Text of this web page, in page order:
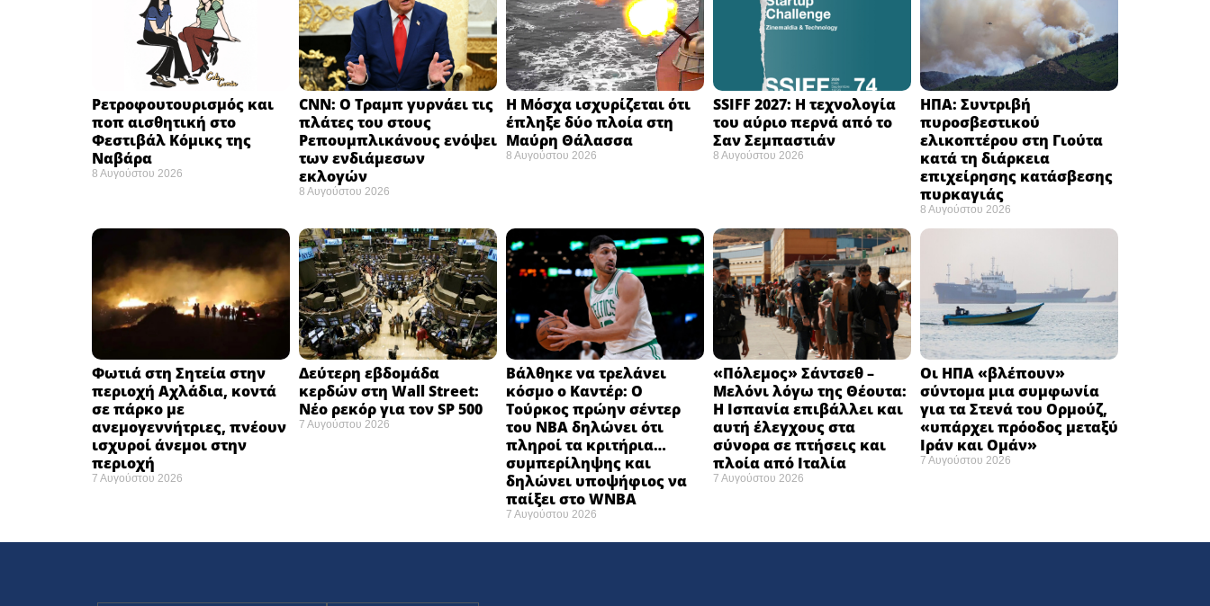
Ρετροφουτουρισμός και
ποπ αισθητική στο
Φεστιβάλ Κόμικς της
Ναβάρα ​
8 Αυγούστου 2026
CNN: Ο Τραμπ γυρνάει τις
πλάτες του στους
Ρεπουμπλικάνους ενόψει
των ενδιάμεσων
εκλογών ​
8 Αυγούστου 2026
Η Μόσχα ισχυρίζεται ότι
έπληξε δύο πλοία στη
Μαύρη Θάλασσα ​
8 Αυγούστου 2026
SSIFF 2027: Η τεχνολογία
του αύριο περνά από το
Σαν Σεμπαστιάν ​
8 Αυγούστου 2026
ΗΠΑ: Συντριβή
πυροσβεστικού
ελικοπτέρου στη Γιούτα
κατά τη διάρκεια
επιχείρησης κατάσβεσης
πυρκαγιάς ​
8 Αυγούστου 2026
Φωτιά στη Σητεία στην
περιοχή Αχλάδια, κοντά
σε πάρκο με
ανεμογεννήτριες, πνέουν
ισχυροί άνεμοι στην
περιοχή
7 Αυγούστου 2026
Δεύτερη εβδομάδα
κερδών στη Wall Street:
Νέο ρεκόρ για τον SP 500
7 Αυγούστου 2026
Βάλθηκε να τρελάνει
κόσμο ο Καντέρ: Ο
Τούρκος πρώην σέντερ
του NBA δηλώνει ότι
πληροί τα κριτήρια…
συμπερίληψης και
δηλώνει υποψήφιος να
παίξει στο WNBA
7 Αυγούστου 2026
«Πόλεμος» Σάντσεθ –
Μελόνι λόγω της Θέουτα:
Η Ισπανία επιβάλλει και
αυτή έλεγχους στα
σύνορα σε πτήσεις και
πλοία από Ιταλία
7 Αυγούστου 2026
Οι ΗΠΑ «βλέπουν»
σύντομα μια συμφωνία
για τα Στενά του Ορμούζ,
«υπάρχει πρόοδος μεταξύ
Ιράν και Ομάν»
7 Αυγούστου 2026